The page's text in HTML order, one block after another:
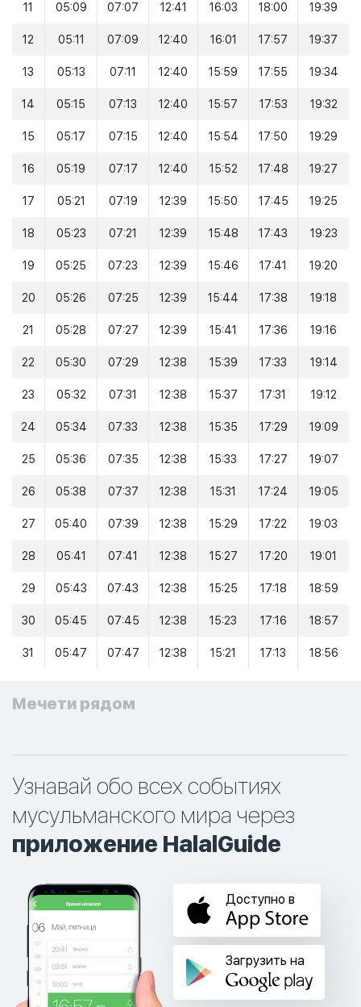
11 05:09 07:07 12:41 16:03 18:00 19:39
12 05:11 07:09 12:40 16:01 17:57 19:37
13 05:13 07:11 12:40 15:59 17:55 19:34
14 05:15 07:13 12:40 15:57 17:53 19:32
15 05:17 07:15 12:40 15:54 17:50 19:29
16 05:19 07:17 12:40 15:52 17:48 19:27
17 05:21 07:19 12:39 15:50 17:45 19:25
18 05:23 07:21 12:39 15:48 17:43 19:23
19 05:25 07:23 12:39 15:46 17:41 19:20
20 05:26 07:25 12:39 15:44 17:38 19:18
21 05:28 07:27 12:39 15:41 17:36 19:16
22 05:30 07:29 12:38 15:39 17:33 19:14
23 05:32 07:31 12:38 15:37 17:31 19:12
24 05:34 07:33 12:38 15:35 17:29 19:09
25 05:36 07:35 12:38 15:33 17:27 19:07
26 05:38 07:37 12:38 15:31 17:24 19:05
27 05:40 07:39 12:38 15:29 17:22 19:03
28 05:41 07:41 12:38 15:27 17:20 19:01
29 05:43 07:43 12:38 15:25 17:18 18:59
30 05:45 07:45 12:38 15:23 17:16 18:57
31 05:47 07:47 12:38 15:21 17:13 18:56
Мечети рядом
Узнавай обо всех событиях
мусульманского мира через
приложение HalalGuide
Доступно в
Загрузить на